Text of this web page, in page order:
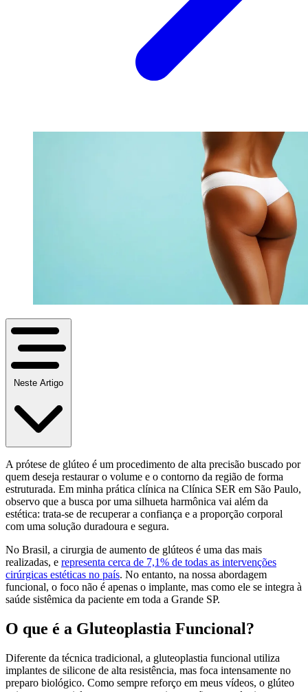
Neste Artigo
A prótese de glúteo é um procedimento de alta precisão buscado por
quem deseja restaurar o volume e o contorno da região de forma
estruturada. Em minha prática clínica na Clínica SER em São Paulo,
observo que a busca por uma silhueta harmônica vai além da
estética: trata-se de recuperar a confiança e a proporção corporal
com uma solução duradoura e segura.
No Brasil, a cirurgia de aumento de glúteos é uma das mais
realizadas, e representa cerca de 7,1% de todas as intervenções
cirúrgicas estéticas no país. No entanto, na nossa abordagem
funcional, o foco não é apenas o implante, mas como ele se integra à
saúde sistêmica da paciente em toda a Grande SP.
O que é a Gluteoplastia Funcional?
Diferente da técnica tradicional, a gluteoplastia funcional utiliza
implantes de silicone de alta resistência, mas foca intensamente no
preparo biológico. Como sempre reforço em meus vídeos, o glúteo